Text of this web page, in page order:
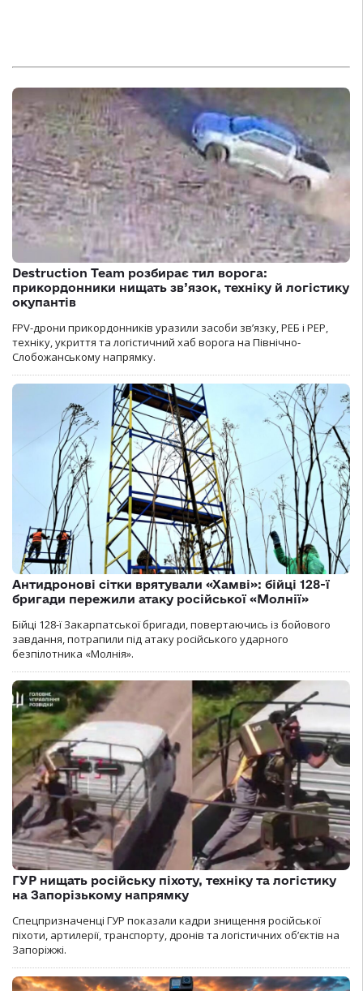
Destruction Team розбирає тил ворога:
прикордонники нищать зв’язок, техніку й логістику
окупантів
FPV-дрони прикордонників уразили засоби зв’язку, РЕБ і РЕР,
техніку, укриття та логістичний хаб ворога на Північно-
Слобожанському напрямку.
Антидронові сітки врятували «Хамві»: бійці 128-ї
бригади пережили атаку російської «Молнії»
Бійці 128-ї Закарпатської бригади, повертаючись із бойового
завдання, потрапили під атаку російського ударного
безпілотника «Молнія».
ГУР нищать російську піхоту, техніку та логістику
на Запорізькому напрямку
Спецпризначенці ГУР показали кадри знищення російської
піхоти, артилерії, транспорту, дронів та логістичних об’єктів на
Запоріжжі.